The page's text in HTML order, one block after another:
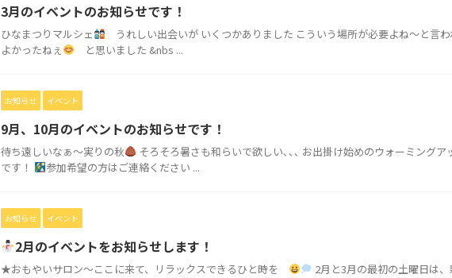
3月のイベントのお知らせです！
ひなまつりマルシェ
うれしい出会いが いくつかありました こういう場所が必要よね～と言
よかったねぇ
と思いました &nbs ...
お知らせ イベント
9月、10月のイベントのお知らせです！
待ち遠しいなぁ～実りの秋
そろそろ暑さも和らいで欲しい､､､ お出掛け始めのウォーミング
です！
参加希望の方はご連絡ください ...
お知らせ イベント
2月のイベントをお知らせします！
★おもやいサロン～ここに来て、リラックスできるひと時を
2月と3月の最初の土曜日は